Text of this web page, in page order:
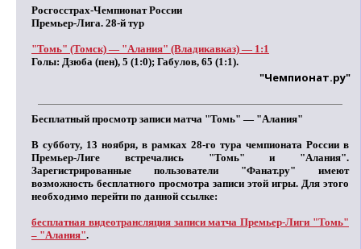
Росгосстрах-Чемпионат России
Премьер-Лига. 28-й тур
"Томь" (Томск) — "Алания" (Владикавказ) — 1:1
Голы: Дзюба (пен), 5 (1:0); Габулов, 65 (1:1).
"Чемпионат.ру"
Бесплатный просмотр записи матча "Томь" — "Алания"
В субботу, 13 ноября, в рамках 28-го тура чемпионата России в
Премьер-Лиге встречались "Томь" и "Алания".
Зарегистрированные пользователи "Фанат.ру" имеют
возможность бесплатного просмотра записи этой игры. Для этого
необходимо перейти по данной ссылке:
бесплатная видеотрансляция записи матча Премьер-Лиги "Томь"
– "Алания".